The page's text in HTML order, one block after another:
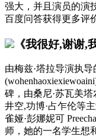
强大，并且演员的演
百度问答获得更多评
《我很好,谢谢,
由梅兹·塔拉导演执
碑，由桑尼·苏瓦美
井空,功博·占乍伦等
雀娅·彭娜妮可
师，她的一名学生想